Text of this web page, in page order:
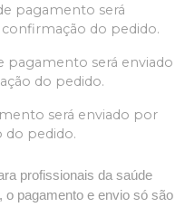
pagamento será
do pedido.
pagamento será enviado
do pedido.
será enviado por
do pedido.
profissionais da saúde
o pagamento e envio só são